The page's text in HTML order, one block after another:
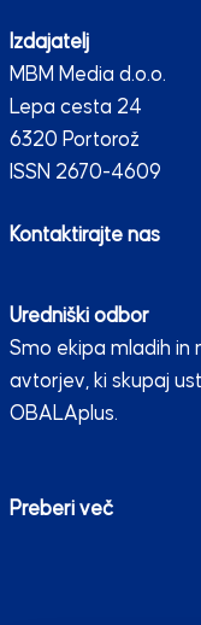
Izdajatelj
MBM Media d.o.o.
Lepa cesta 24
6320 Portorož
ISSN 2670-4609
Kontaktirajte nas
Uredniški odbor
Smo ekipa mladih in
avtorjev, ki skupaj
OBALAplus.
Preberi več